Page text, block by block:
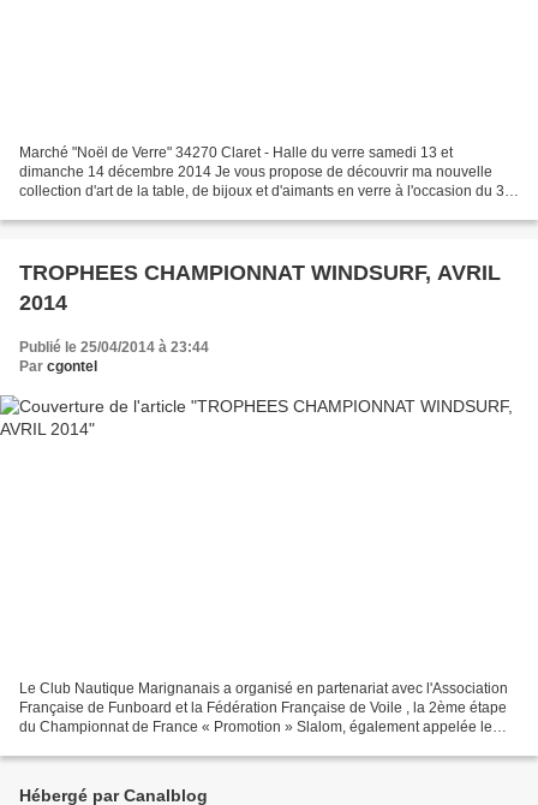
Marché "Noël de Verre" 34270 Claret - Halle du verre samedi 13 et
dimanche 14 décembre 2014 Je vous propose de découvrir ma nouvelle
collection d'art de la table, de bijoux et d'aimants en verre à l'occasion du 3°
TROPHEES CHAMPIONNAT WINDSURF, AVRIL
2014
Publié le 25/04/2014 à 23:44
Par cgontel
Le Club Nautique Marignanais a organisé en partenariat avec l'Association
Française de Funboard et la Fédération Française de Voile , la 2ème étape
du Championnat de France « Promotion » Slalom, également appelée le
Hébergé par Canalblog